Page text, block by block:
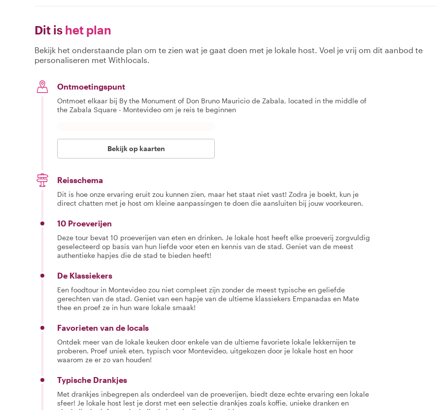
Dit is het plan
Bekijk het onderstaande plan om te zien wat je gaat doen met je lokale host. Voel je vrij om dit aanbod te
personaliseren met Withlocals.
Ontmoetingspunt
Ontmoet elkaar bij By the Monument of Don Bruno Mauricio de Zabala, located in the middle of
the Zabala Square - Montevideo om je reis te beginnen
Bekijk op kaarten
Reisschema
Dit is hoe onze ervaring eruit zou kunnen zien, maar het staat niet vast! Zodra je boekt, kun je
direct chatten met je host om kleine aanpassingen te doen die aansluiten bij jouw voorkeuren.
10 Proeverijen
Deze tour bevat 10 proeverijen van eten en drinken. Je lokale host heeft elke proeverij zorgvuldig
geselecteerd op basis van hun liefde voor eten en kennis van de stad. Geniet van de meest
authentieke hapjes die de stad te bieden heeft!
De Klassiekers
Een foodtour in Montevideo zou niet compleet zijn zonder de meest typische en geliefde
gerechten van de stad. Geniet van een hapje van de ultieme klassiekers Empanadas en Mate
thee en proef ze in hun ware lokale smaak!
Favorieten van de locals
Ontdek meer van de lokale keuken door enkele van de ultieme favoriete lokale lekkernijen te
proberen. Proef uniek eten, typisch voor Montevideo, uitgekozen door je lokale host en hoor
waarom ze er zo van houden!
Typische Drankjes
Met drankjes inbegrepen als onderdeel van de proeverijen, biedt deze echte ervaring een lokale
sfeer! Je lokale host lest je dorst met een selectie drankjes zoals koffie, unieke dranken en